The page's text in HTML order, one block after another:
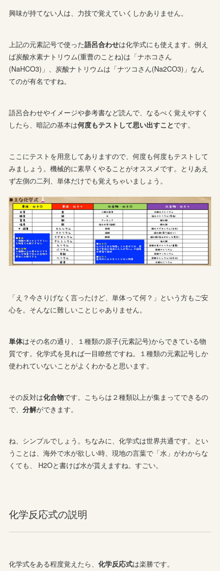
興味が持てない人は、力技で覚えていくしかありません。
上記の元素記号で使った語呂合わせは化学式にも使えます。例え
ば炭酸水素ナトリウム(重曹のことね)は「ナホコさん
(NaHCO3)」、炭酸ナトリウムは「ナツコさん(Na2CO3)」なん
てのが有名ですね。
語呂合わせやイメージや参考書など読んで、なるべく覚えやすく
したら、暗記の基本は何度もテストして思い出すことです。
ここにテストを用意してありますので、何度も何度もテストして
みましょう。機械的に素早くやることがオススメです。とりあえ
ず左側の二列、単体だけでも覚えちゃいましょう。
「え？今さりげなく言ったけど、単体って何？」という方もご安
心を。そんなに難しいことじゃありません。
単体はその名の通り、１種類の原子(元素記号)からできている物
質です。化学式を見れば一目瞭然ですね。１種類の元素記号しか
使われていないことがよくわかると思います。
その反対は化合物です。こちらは２種類以上が集まってできるの
で、分解ができます。
ね、シンプルでしょう。ちなみに、化学式は世界共通です。とい
うことは、海外で水が欲しい時、現地の言葉で「水」がわからな
くても、 H2Oと書けば水が貰えますね。すごい。
化学反応式の説明
化学式をある程度覚えたら、化学反応式は楽勝です。